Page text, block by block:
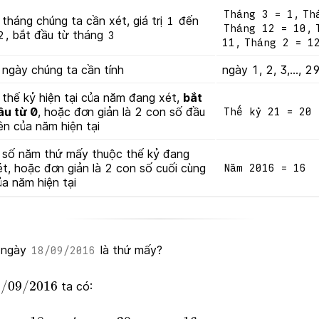
tháng chúng ta cần xét, giá trị 1 đến
, bắt đầu từ tháng 3
Tháng 3 = 1 ,
Tháng 12 = 10 ,
11 , Tháng 2 = 12
ngày chúng ta cần tính ngày 1, 2, 3,...,
thế kỷ hiện tại của năm đang xét, bắt
từ 0, hoặc đơn giản là 2 con số đầu
của năm hiện tại
Thế kỷ 21 = 20
số năm thứ mấy thuộc thế kỷ đang
hoặc đơn giản là 2 con số cuối cùng
năm hiện tại
Năm 2016 = 16
18/09/2016 là thứ mấy?
/09/2016
/09/2016ta có: